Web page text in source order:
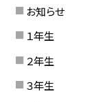
お知らせ
１年生
２年生
３年生